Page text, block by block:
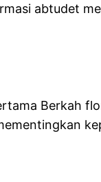
abtudet
Berkah